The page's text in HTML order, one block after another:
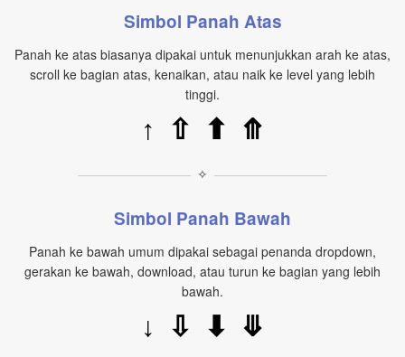
Simbol Panah Atas
Panah ke atas biasanya dipakai untuk menunjukkan arah ke atas,
scroll ke bagian atas, kenaikan, atau naik ke level yang lebih
tinggi.
↑ ⇧ ⬆ ⤊
✧
Simbol Panah Bawah
Panah ke bawah umum dipakai sebagai penanda dropdown,
gerakan ke bawah, download, atau turun ke bagian yang lebih
bawah.
↓ ⇩ ⬇ ⤋